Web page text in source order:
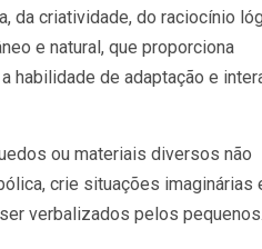
da criatividade, do raciocínio
e natural, que proporciona
habilidade de adaptação e
ou materiais diversos não
crie situações imaginárias
verbalizados pelos pequenos.